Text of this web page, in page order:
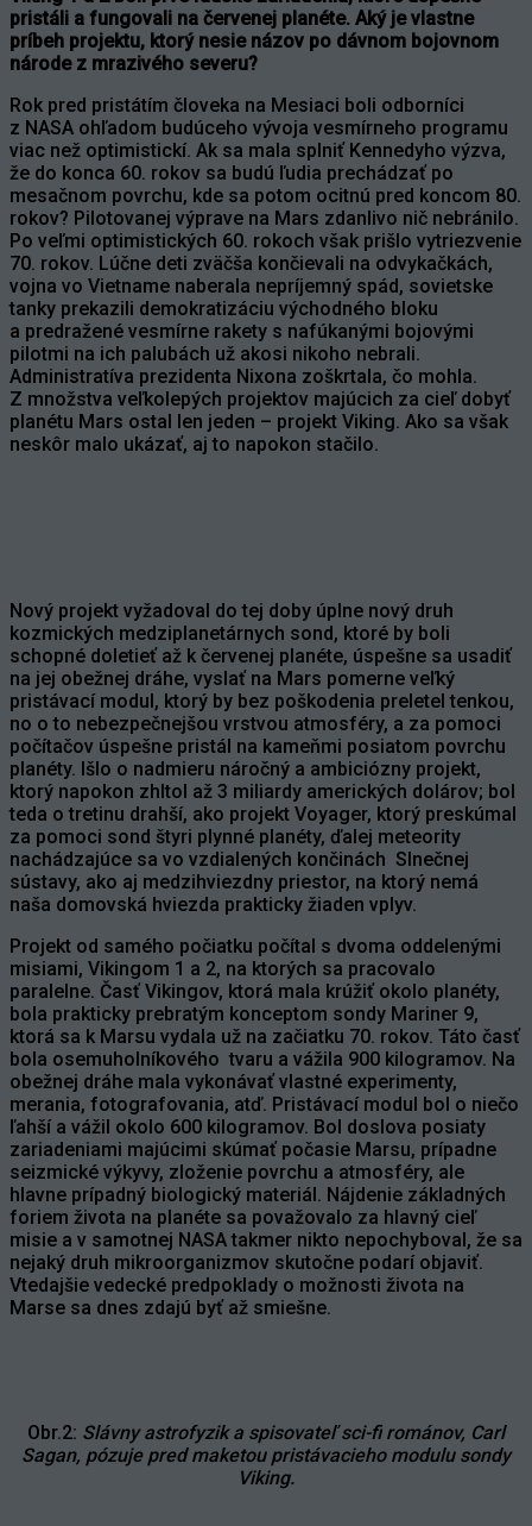
pristáli a fungovali na červenej planéte. Aký je vlastne
príbeh projektu, ktorý nesie názov po dávnom bojovnom
národe z mrazivého severu?
Rok pred pristátím človeka na Mesiaci boli odborníci
z NASA ohľadom budúceho vývoja vesmírneho programu
viac než optimistickí. Ak sa mala splniť Kennedyho výzva,
že do konca 60. rokov sa budú ľudia prechádzať po
mesačnom povrchu, kde sa potom ocitnú pred koncom 80.
rokov? Pilotovanej výprave na Mars zdanlivo nič nebránilo.
Po veľmi optimistických 60. rokoch však prišlo vytriezvenie
70. rokov. Lúčne deti zväčša končievali na odvykačkách,
vojna vo Vietname naberala nepríjemný spád, sovietske
tanky prekazili demokratizáciu východného bloku
a predražené vesmírne rakety s nafúkanými bojovými
pilotmi na ich palubách už akosi nikoho nebrali.
Administratíva prezidenta Nixona zoškrtala, čo mohla.
Z množstva veľkolepých projektov majúcich za cieľ dobyť
planétu Mars ostal len jeden – projekt Viking. Ako sa však
neskôr malo ukázať, aj to napokon stačilo.
Nový projekt vyžadoval do tej doby úplne nový druh
kozmických medziplanetárnych sond, ktoré by boli
schopné doletieť až k červenej planéte, úspešne sa usadiť
na jej obežnej dráhe, vyslať na Mars pomerne veľký
pristávací modul, ktorý by bez poškodenia preletel tenkou,
no o to nebezpečnejšou vrstvou atmosféry, a za pomoci
počítačov úspešne pristál na kameňmi posiatom povrchu
planéty. Išlo o nadmieru náročný a ambiciózny projekt,
ktorý napokon zhltol až 3 miliardy amerických dolárov; bol
teda o tretinu drahší, ako projekt Voyager, ktorý preskúmal
za pomoci sond štyri plynné planéty, ďalej meteority
nachádzajúce sa vo vzdialených končinách Slnečnej
sústavy, ako aj medzihviezdny priestor, na ktorý nemá
naša domovská hviezda prakticky žiaden vplyv.
Projekt od samého počiatku počítal s dvoma oddelenými
misiami, Vikingom 1 a 2, na ktorých sa pracovalo
paralelne. Časť Vikingov, ktorá mala krúžiť okolo planéty,
bola prakticky prebratým konceptom sondy Mariner 9,
ktorá sa k Marsu vydala už na začiatku 70. rokov. Táto časť
bola osemuholníkového tvaru a vážila 900 kilogramov. Na
obežnej dráhe mala vykonávať vlastné experimenty,
merania, fotografovania, atď. Pristávací modul bol o niečo
ľahší a vážil okolo 600 kilogramov. Bol doslova posiaty
zariadeniami majúcimi skúmať počasie Marsu, prípadne
seizmické výkyvy, zloženie povrchu a atmosféry, ale
hlavne prípadný biologický materiál. Nájdenie základných
foriem života na planéte sa považovalo za hlavný cieľ
misie a v samotnej NASA takmer nikto nepochyboval, že sa
nejaký druh mikroorganizmov skutočne podarí objaviť.
Vtedajšie vedecké predpoklady o možnosti života na
Marse sa dnes zdajú byť až smiešne.
Obr.2: Slávny astrofyzik a spisovateľ sci-fi románov, Carl
Sagan, pózuje pred maketou pristávacieho modulu sondy
Viking.